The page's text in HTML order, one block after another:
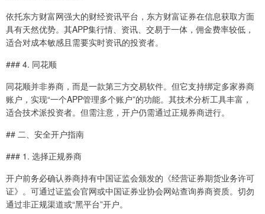
依托东方财富网强大的财经资讯平台，东方财富证券在信息获取方面
具有天然优势。其APP集行情、资讯、交易于一体，佣金费率较低，
适合对成本敏感且需要实时资讯的投资者。
### 4. 同花顺
同花顺并非券商，而是一款第三方交易软件。但它支持绑定多家券商
账户，实现“一个APP管理多个账户”的功能。其技术分析工具丰富，
适合技术派投资者。但需注意，开户仍需通过正规券商进行。
## 二、安全开户指南
### 1. 选择正规券商
开户前务必确认券商持有中国证监会颁发的《经营证券期货业务许可
证》。可通过证监会官网或中国证券业协会网站查询券商资质。切勿
通过非正规渠道或“黑平台”开户。